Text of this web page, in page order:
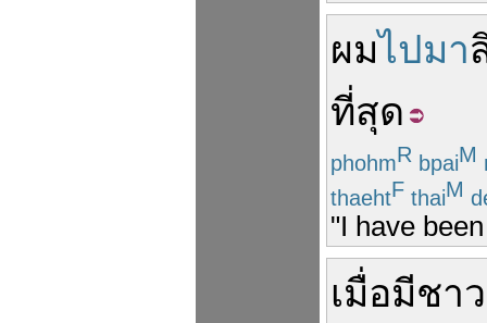
ผมไปมา
ที่สุด
phohmR bpaiM
thaehtF thaiM
"I have
เมื่อมีชา